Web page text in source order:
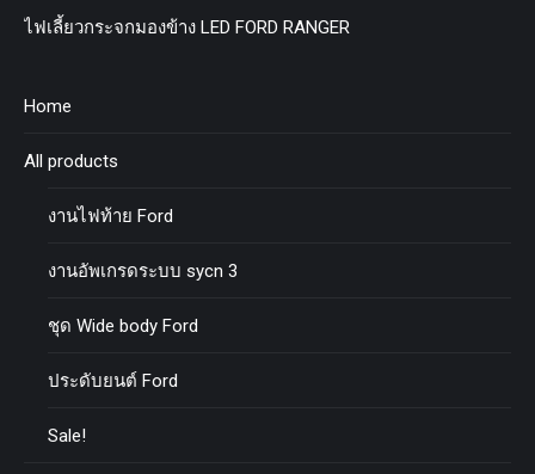
ไฟเลี้ยวกระจกมองข้าง LED FORD RANGER
Home
All products
งานไฟท้าย Ford
งานอัพเกรดระบบ sycn 3
ชุด Wide body Ford
ประดับยนต์ Ford
Sale!